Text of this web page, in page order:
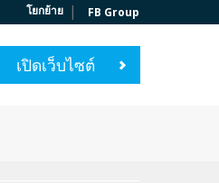
โยกย้าย | FB Group
เปิดเว็บไซต์